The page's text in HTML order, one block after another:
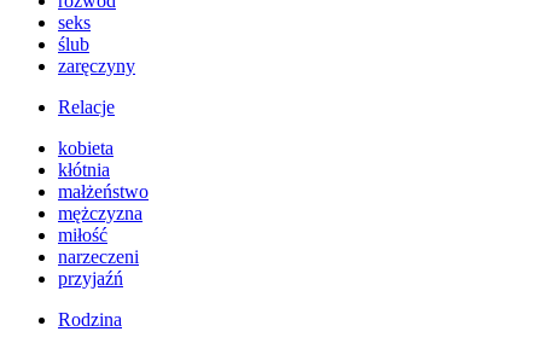
seks
ślub
zaręczyny
Relacje
kobieta
kłótnia
małżeństwo
mężczyzna
miłość
narzeczeni
przyjaźń
Rodzina